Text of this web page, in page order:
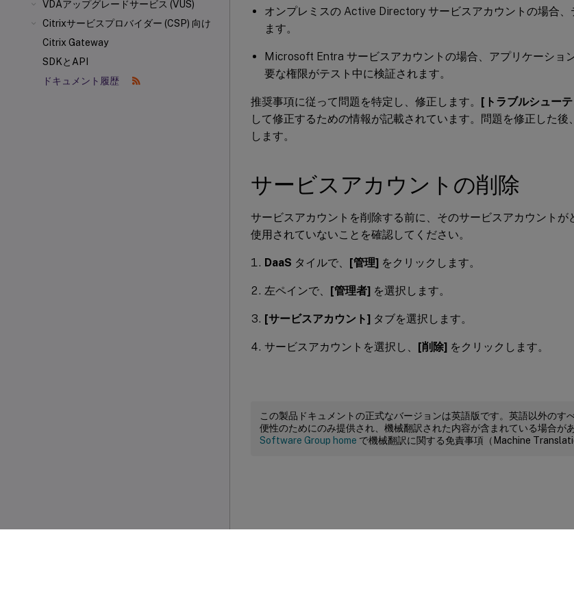
VDAアップグレードサービス (VUS)
Citrixサービスプロバイダー (CSP) 向け
Citrix Gateway
SDKとAPI
ドキュメント履歴
オンプレミスの Active Directory サービスアカウントの場合
ます。
Microsoft Entra サービスアカウントの場合、アプリケーショ
要な権限がテスト中に検証されます。
推奨事項に従って問題を特定し、修正します。 [トラブルシュー
して修正するための情報が記載されています。問題を修正した後
します。
サービスアカウントの削除
サービスアカウントを削除する前に、そのサービスアカウントが
使用されていないことを確認してください。
DaaS タイルで、 [管理] をクリックします。
左ペインで、 [管理者] を選択します。
[サービスアカウント] タブを選択します。
サービスアカウントを選択し、 [削除] をクリックします。
この製品ドキュメントの正式なバージョンは英語版です。英語以外のす
便性のためにのみ提供され、機械翻訳された内容が含まれている場合が
Software Group home で機械翻訳に関する免責事項（Machine